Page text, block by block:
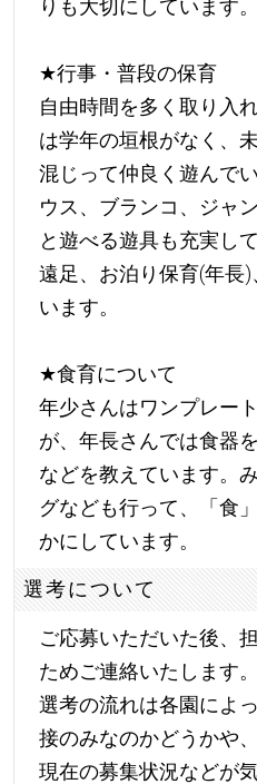
りも大切にしています。
★行事・普段の保育
自由時間を多く取り入
は学年の垣根がなく、
混じって仲良く遊んで
ウス、ブランコ、ジャ
と遊べる遊具も充実し
遠足、お泊り保育(年長
います。
★食育について
年少さんはワンプレー
が、年長さんでは食器
などを教えています。
グなども行って、「食
かにしています。
選考について
ご応募いただいた後、
ためご連絡いたします。
選考の流れは各園によ
接のみなのかどうかや、
現在の募集状況などが